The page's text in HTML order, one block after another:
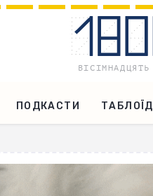
ПОДКАСТИ ТАБЛОЇД